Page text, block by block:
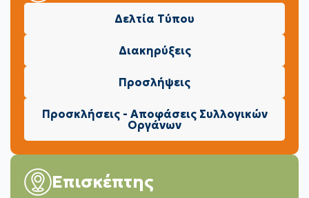
Δελτία Τύπου
Διακηρύξεις
Προσλήψεις
Προσκλήσεις - Αποφάσεις Συλλογικών
Οργάνων
Επισκέπτης